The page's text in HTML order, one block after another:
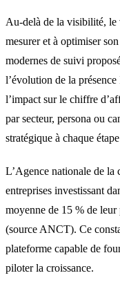
Au-delà de la visibilité, le
mesurer et à optimiser
modernes de suivi
l’évolution de la
l’impact sur le chiffre
par secteur, persona ou
stratégique à chaque
L’Agence nationale de la
entreprises investissant
moyenne de 15 % de
(source ANCT). Ce
plateforme capable de
piloter la croissance.